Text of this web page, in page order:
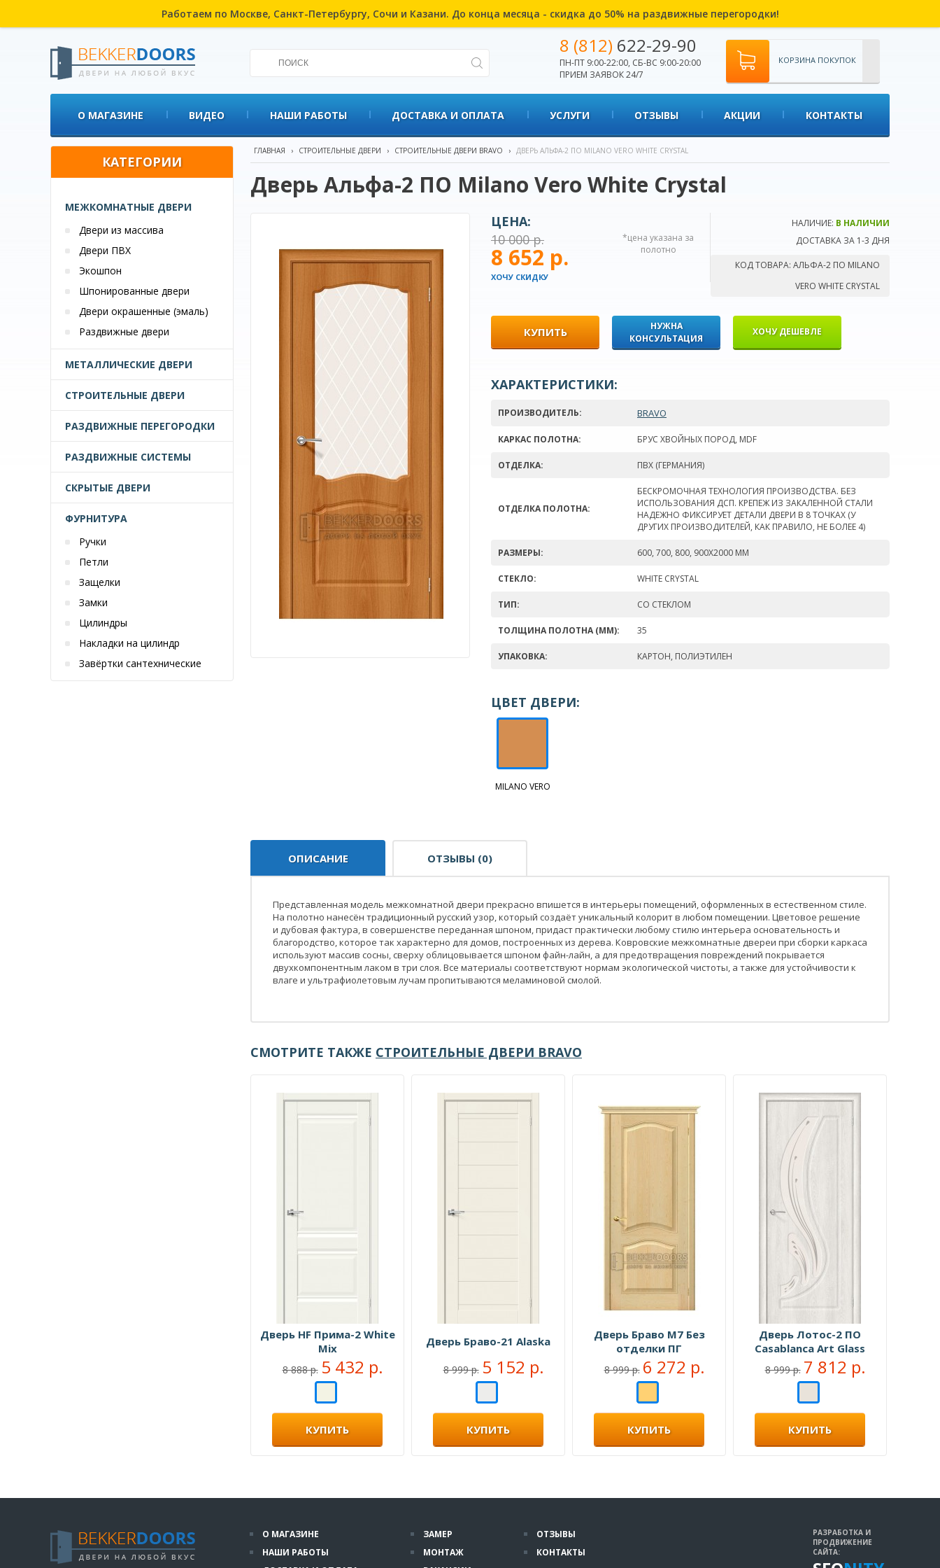
Работаем по Москве, Санкт-Петербургу, Сочи и Казани. До конца месяца - скидка до 50% на раздвижные перегородки!
8 (812) 622-29-90
ПН-ПТ 9:00-22:00, СБ-ВС 9:00-20:00
ПРИЕМ ЗАЯВОК 24/7
КОРЗИНА ПОКУПОК
О МАГАЗИНЕ ВИДЕО НАШИ РАБОТЫ ДОСТАВКА И ОПЛАТА УСЛУГИ ОТЗЫВЫ АКЦИИ КОНТАКТЫ
КАТЕГОРИИ
МЕЖКОМНАТНЫЕ ДВЕРИ
Двери из массива
Двери ПВХ
Экошпон
Шпонированные двери
Двери окрашенные (эмаль)
Раздвижные двери
МЕТАЛЛИЧЕСКИЕ ДВЕРИ
СТРОИТЕЛЬНЫЕ ДВЕРИ
РАЗДВИЖНЫЕ ПЕРЕГОРОДКИ
РАЗДВИЖНЫЕ СИСТЕМЫ
СКРЫТЫЕ ДВЕРИ
ФУРНИТУРА
Ручки
Петли
Защелки
Замки
Цилиндры
Накладки на цилиндр
Завёртки сантехнические
ГЛАВНАЯ › СТРОИТЕЛЬНЫЕ ДВЕРИ › СТРОИТЕЛЬНЫЕ ДВЕРИ BRAVO › ДВЕРЬ АЛЬФА-2 ПО MILANO VERO WHITE СRYSTAL
Дверь Альфа-2 ПО Milano Vero White Сrystal
НАЛИЧИЕ: В НАЛИЧИИ
ДОСТАВКА ЗА 1-3 ДНЯ
КОД ТОВАРА: АЛЬФА-2 ПО MILANO
VERO WHITE СRYSTAL
ЦЕНА:
10 000 р.
8 652 р.
ХОЧУ СКИДКУ
*цена указана за
полотно
КУПИТЬ
НУЖНА
КОНСУЛЬТАЦИЯ
ХОЧУ ДЕШЕВЛЕ
ХАРАКТЕРИСТИКИ:
ПРОИЗВОДИТЕЛЬ: BRAVO
КАРКАС ПОЛОТНА: БРУС ХВОЙНЫХ ПОРОД, MDF
ОТДЕЛКА: ПВХ (ГЕРМАНИЯ)
ОТДЕЛКА ПОЛОТНА:
БЕСКРОМОЧНАЯ ТЕХНОЛОГИЯ ПРОИЗВОДСТВА. БЕЗ
ИСПОЛЬЗОВАНИЯ ДСП. КРЕПЕЖ ИЗ ЗАКАЛЕННОЙ СТАЛИ
НАДЕЖНО ФИКСИРУЕТ ДЕТАЛИ ДВЕРИ В 8 ТОЧКАХ (У
ДРУГИХ ПРОИЗВОДИТЕЛЕЙ, КАК ПРАВИЛО, НЕ БОЛЕЕ 4)
РАЗМЕРЫ: 600, 700, 800, 900Х2000 ММ
СТЕКЛО: WHITE СRYSTAL
ТИП: СО СТЕКЛОМ
ТОЛЩИНА ПОЛОТНА (ММ): 35
УПАКОВКА: КАРТОН, ПОЛИЭТИЛЕН
ЦВЕТ ДВЕРИ:
MILANO VERO
ОПИСАНИЕ ОТЗЫВЫ (0)
Представленная модель межкомнатной двери прекрасно впишется в интерьеры помещений, оформленных в естественном стиле.
На полотно нанесён традиционный русский узор, который создаёт уникальный колорит в любом помещении. Цветовое решение
и дубовая фактура, в совершенстве переданная шпоном, придаст практически любому стилю интерьера основательность и
благородство, которое так характерно для домов, построенных из дерева. Ковровские межкомнатные двереи при сборки каркаса
используют массив сосны, сверху облицовывается шпоном файн-лайн, а для предотвращения повреждений покрывается
двухкомпонентным лаком в три слоя. Все материалы соответствуют нормам экологической чистоты, а также для устойчивости к
влаге и ультрафиолетовым лучам пропитываются меламиновой смолой.
СМОТРИТЕ ТАКЖЕ СТРОИТЕЛЬНЫЕ ДВЕРИ BRAVO
Дверь HF Прима-2 White
Mix
8 888 р. 5 432 р.
КУПИТЬ
Дверь Браво-21 Alaska
8 999 р. 5 152 р.
КУПИТЬ
Дверь Браво М7 Без
отделки ПГ
8 999 р. 6 272 р.
КУПИТЬ
Дверь Лотос-2 ПО
Casablanca Art Glass
8 999 р. 7 812 р.
КУПИТЬ
О МАГАЗИНЕ
НАШИ РАБОТЫ
ЗАМЕР
МОНТАЖ
ОТЗЫВЫ
КОНТАКТЫ
РАЗРАБОТКА И
ПРОДВИЖЕНИЕ
САЙТА: